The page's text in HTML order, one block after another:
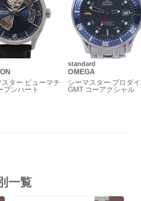
スター ビューマチ
プンハート
standard
OMEGA
シーマスター プロダ
GMT コーアクシャル
一覧